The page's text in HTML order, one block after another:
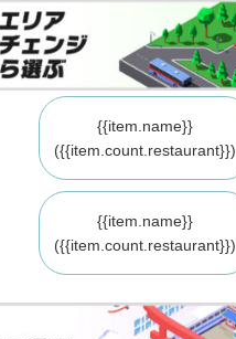
{{item.name}}
({{item.count.restaurant}})
{{item.name}}
({{item.count.restaurant}})